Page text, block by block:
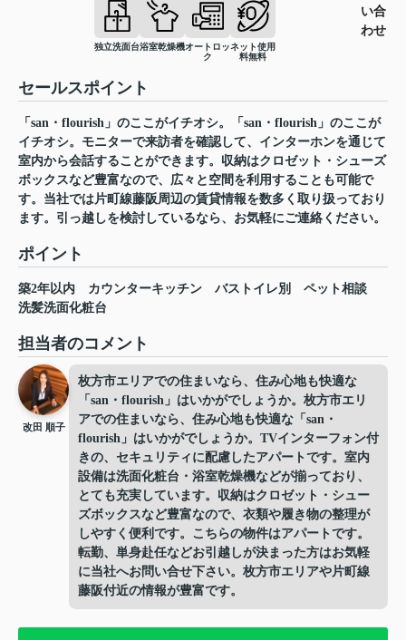
い合
わせ
独立洗面台浴室乾燥機オートロッ
ク
ネット使用
料無料
セールスポイント
「san・flourish」のここがイチオシ。「san・flourish」のここが
イチオシ。モニターで来訪者を確認して、インターホンを通じて
室内から会話することができます。収納はクロゼット・シューズ
ボックスなど豊富なので、広々と空間を利用することも可能で
す。当社では片町線藤阪周辺の賃貸情報を数多く取り扱っており
ます。引っ越しを検討しているなら、お気軽にご連絡ください。
ポイント
築2年以内 カウンターキッチン バストイレ別
ペット相談
洗髪洗面化粧台
担当者のコメント
改田 順子
枚方市エリアでの住まいなら、住み心地も快適な
「san・flourish」はいかがでしょうか。枚方市エリ
アでの住まいなら、住み心地も快適な「san・
flourish」はいかがでしょうか。TVインターフォン付
きの、セキュリティに配慮したアパートです。室内
設備は洗面化粧台・浴室乾燥機などが揃っており、
とても充実しています。収納はクロゼット・シュー
ズボックスなど豊富なので、衣類や履き物の整理が
しやすく便利です。こちらの物件はアパートです。
転勤、単身赴任などお引越しが決まった方はお気軽
に当社へお問い合せ下さい。枚方市エリアや片町線
藤阪付近の情報が豊富です。